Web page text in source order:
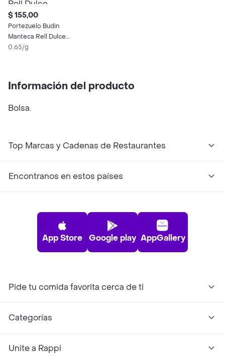
$ 155,00
Portezuelo Budin
Manteca Rell Dulce
Leche
0.65/g
Información del producto
Bolsa.
Top Marcas y Cadenas de Restaurantes
Encontranos en estos países
App Store Google play AppGallery
Pide tu comida favorita cerca de ti
Categorías
Unite a Rappi